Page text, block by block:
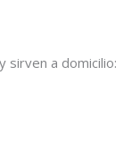
sirven a domicilio: